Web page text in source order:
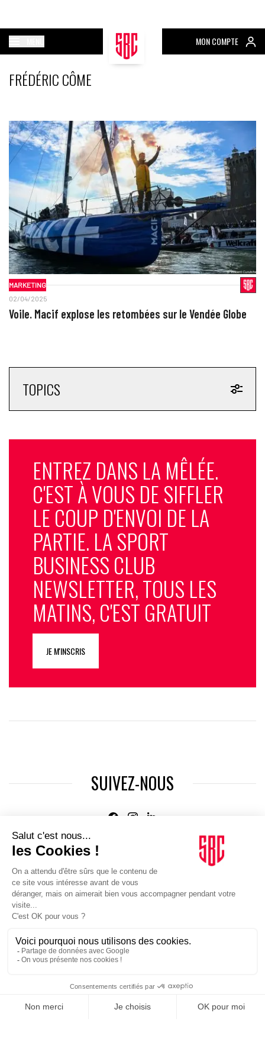
MON COMPTE
FRÉDÉRIC CÔME
MARKETING
02/04/2025
Voile. Macif explose les retombées sur le Vendée Globe
TOPICS
ENTREZ DANS LA MÊLÉE.
C'EST À VOUS DE SIFFLER
LE COUP D'ENVOI DE LA
PARTIE. LA SPORT
BUSINESS CLUB
NEWSLETTER, TOUS LES
MATINS, C'EST GRATUIT
JE M'INSCRIS
SUIVEZ-NOUS
Agence web:Novius